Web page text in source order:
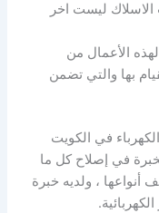
الاسلاك ليست اخر
الأعمال من
بها والتي تضمن
في الكويت
في إصلاح كل ما
أنواعها ، ولديه خبرة